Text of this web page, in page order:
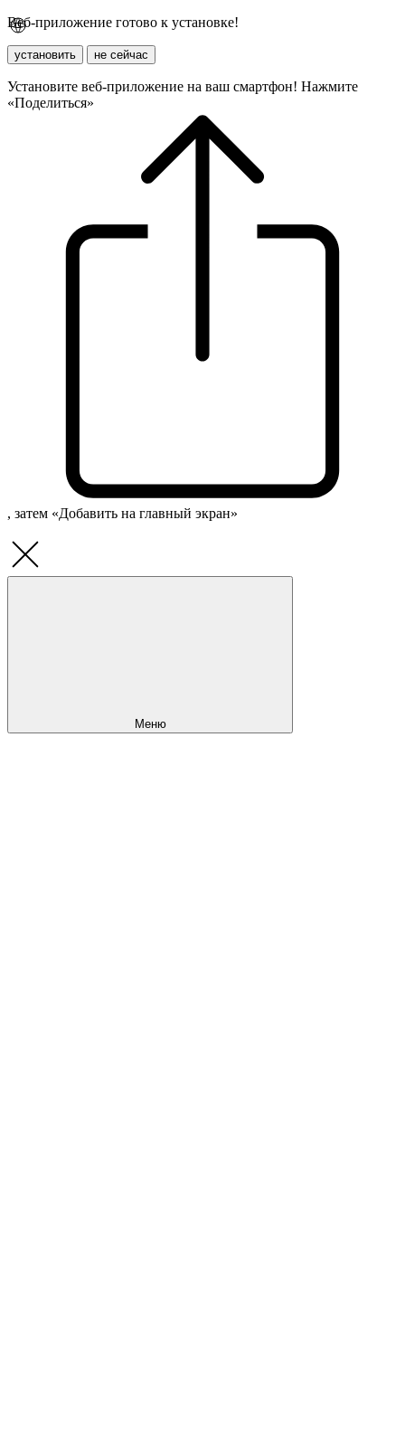
Веб-приложение готово к установке!
установить не сейчас
Установите веб-приложение на ваш смартфон! Нажмите
«Поделиться»
, затем «Добавить на главный экран»
Меню